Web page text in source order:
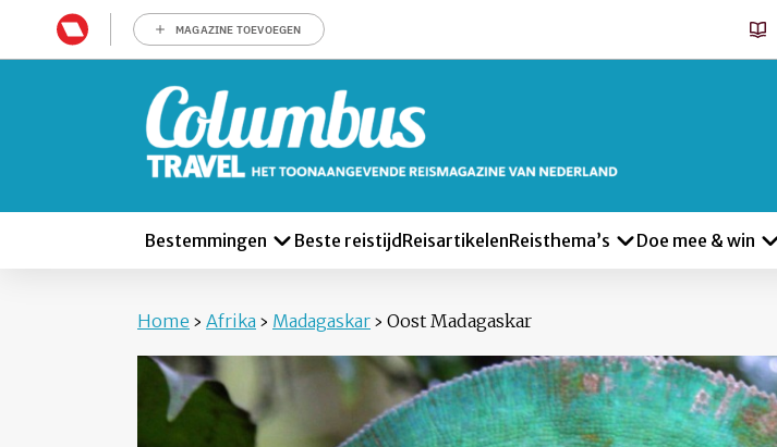
MAGAZINE TOEVOEGEN
Bestemmingen Beste reistijd ReisartikelenReisthema’s Doe mee & win
Home › Afrika › Madagaskar › Oost Madagaskar